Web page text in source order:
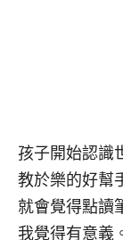
孩子開始認識
教於樂的好幫
就會覺得點讀
我覺得有意義